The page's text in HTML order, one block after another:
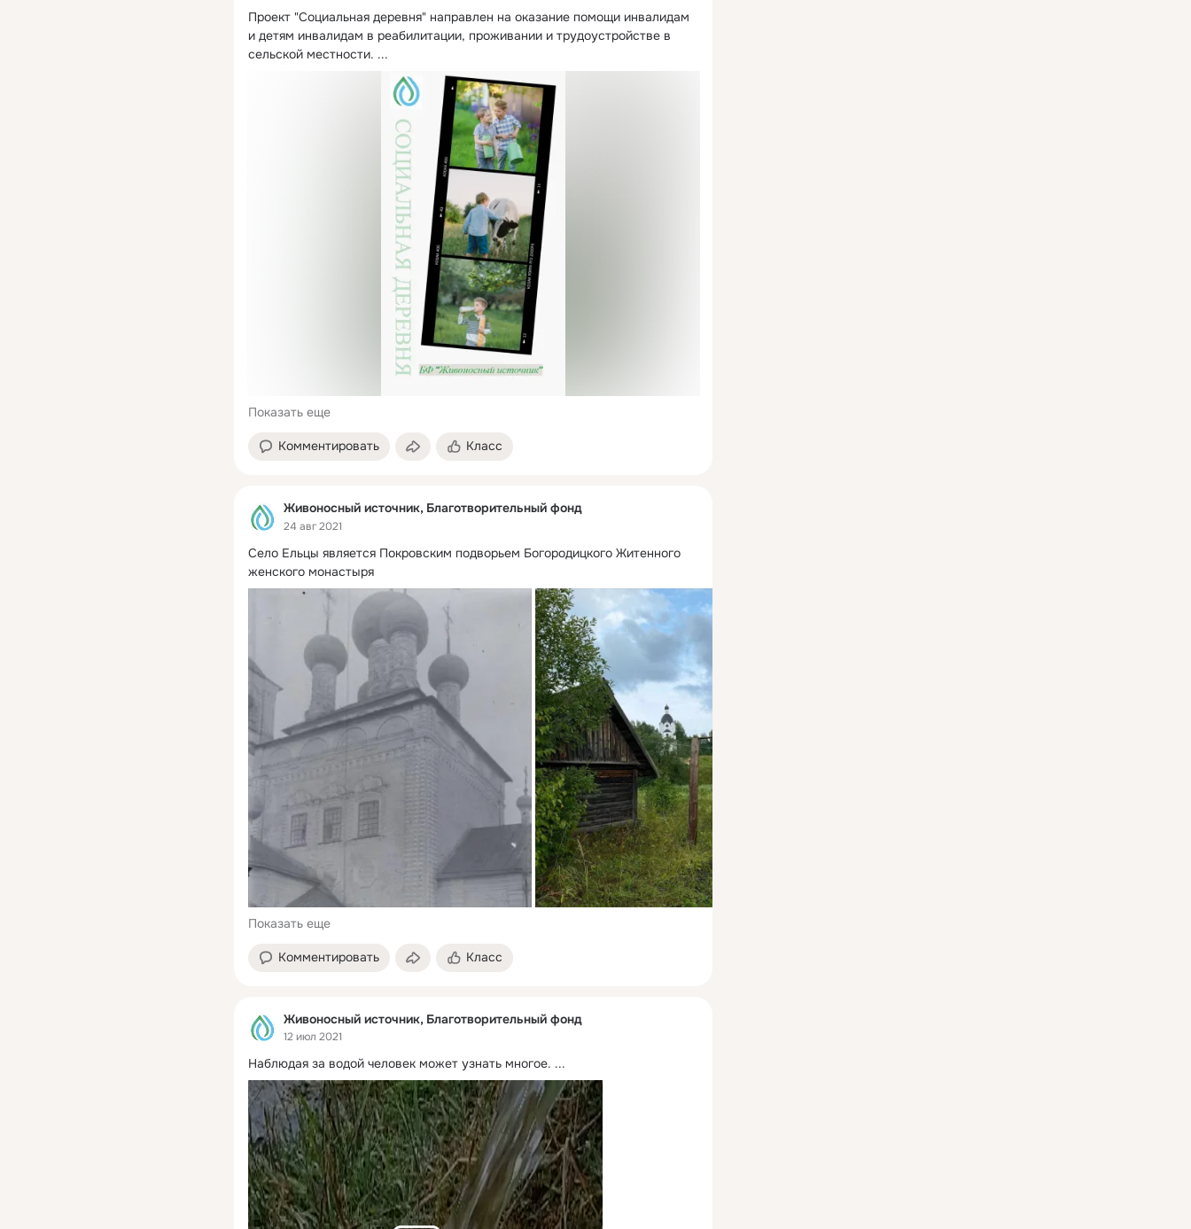
Проект "Социальная деревня" направлен на оказание помощи инвалидам
и детям инвалидам в реабилитации, проживании и трудоустройстве в
сельской местности. ...
Показать еще
Комментировать Класс
Живоносный источник, Благотворительный фонд
24 авг 2021
Село Ельцы является Покровским подворьем Богородицкого Житенного
женского монастыря
Показать еще
Комментировать Класс
Живоносный источник, Благотворительный фонд
12 июл 2021
Наблюдая за водой человек может узнать многое. ...